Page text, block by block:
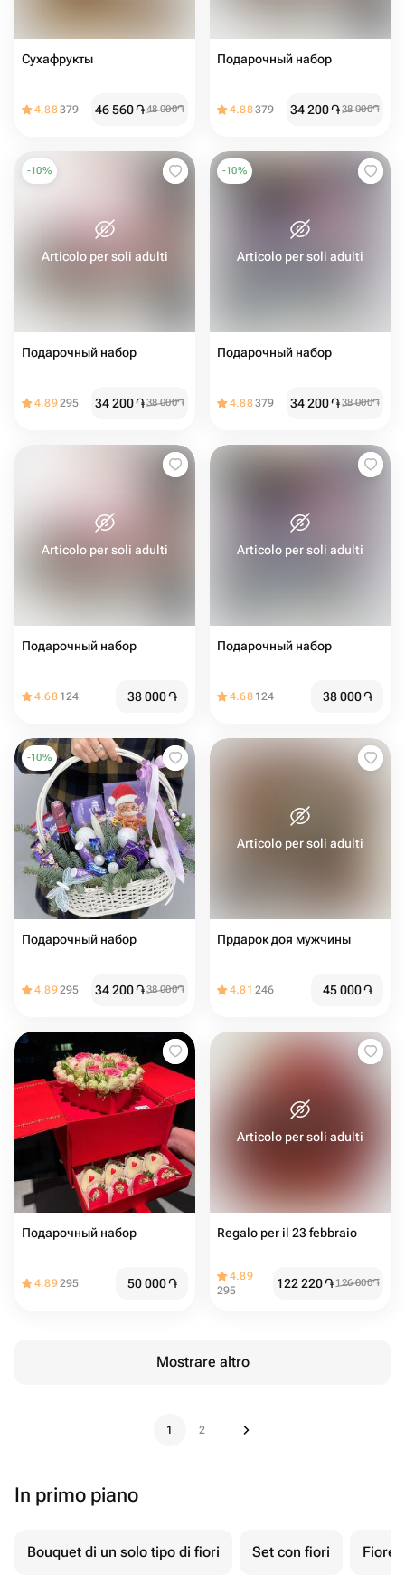
Сухафрукты
4.88379 46 560֏48 000֏
Подарочный набор
4.88379 34 200֏38 000֏
-10%
Articolo per soli adulti
Подарочный набор
4.89295 34 200֏38 000֏
-10%
Articolo per soli adulti
Подарочный набор
4.88379 34 200֏38 000֏
Articolo per soli adulti
Подарочный набор
4.68 124 38 000֏
Articolo per soli adulti
Подарочный набор
4.68 124 38 000֏
-10%
Подарочный набор
4.89295 34 200֏38 000֏
Articolo per soli adulti
Прдарок доя мужчины
4.81 246 45 000֏
Подарочный набор
4.89295 50 000֏
Articolo per soli adulti
Regalo per il 23 febbraio
4.89
295
122 220֏ 126 000֏
Mostrare altro
1 2
In primo piano
Bouquet di un solo tipo di fiori Set con fiori Fiore